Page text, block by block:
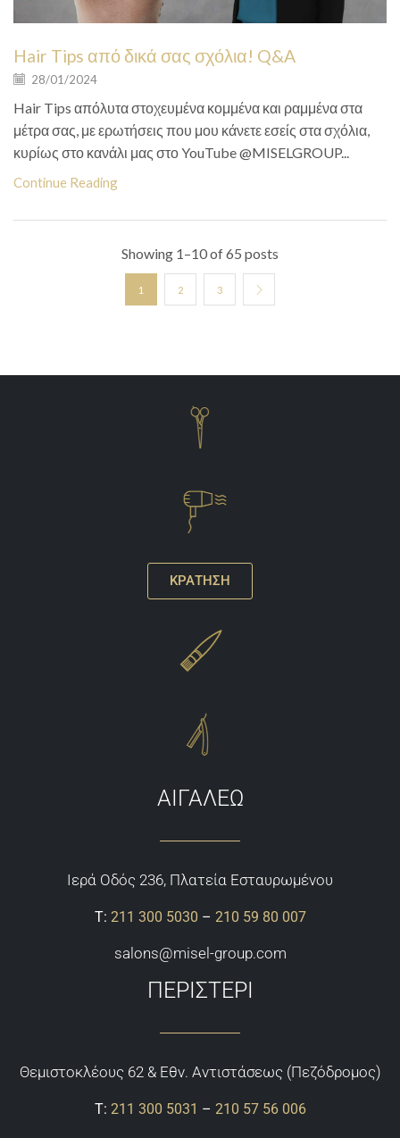
Hair Tips από δικά σας σχόλια! Q&A
28/01/2024
Hair Tips απόλυτα στοχευμένα κομμένα και ραμμένα στα
μέτρα σας, με ερωτήσεις που μου κάνετε εσείς στα σχόλια,
κυρίως στο κανάλι μας στο YouTube @MISELGROUP...
Continue Reading
Showing 1–10 of 65 posts
1 2 3
ΚΡΑΤΗΣΗ
ΑΙΓΑΛΕΩ
Ιερά Οδός 236, Πλατεία Εσταυρωμένου
Τ: 211 300 5030 – 210 59 80 007
salons@misel-group.com
ΠΕΡΙΣΤΕΡΙ
Θεμιστoκλέους 62 & Εθν. Αντιστάσεως (Πεζόδρομος)
Τ: 211 300 5031 – 210 57 56 006